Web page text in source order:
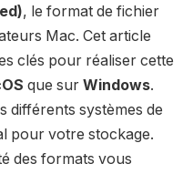
, le format de fichier
Mac. Cet article
clés pour réaliser cette
que sur Windows.
différents systèmes de
pour votre stockage.
des formats vous